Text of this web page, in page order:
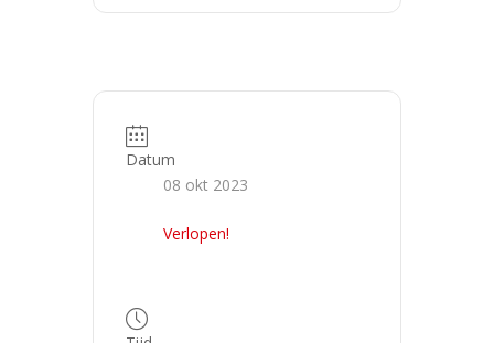
Datum
08 okt 2023
Verlopen!